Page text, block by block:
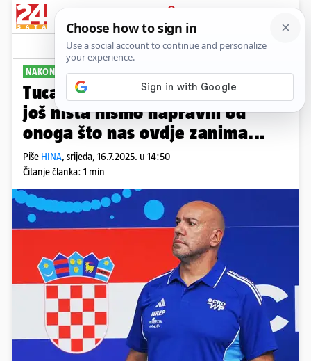
PRIJAVA
Sport Komentari
NAKON RUŠENJA GRČKE
Tucak: Prvi smo cilj ostvarili, ali
još ništa nismo napravili od
onoga što nas ovdje zanima...
Piše HINA, srijeda, 16.7.2025. u 14:50
Čitanje članka: 1 min